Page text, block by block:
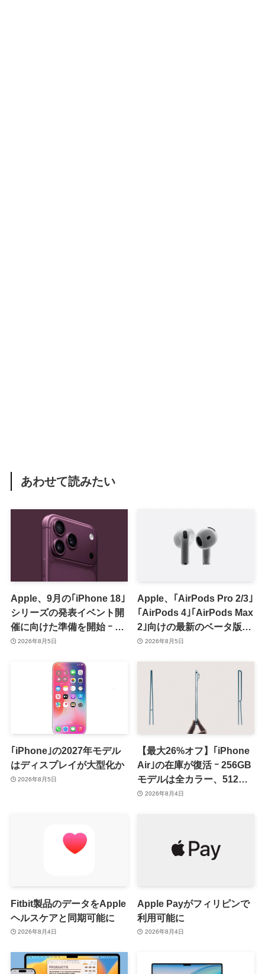
あわせて読みたい
Apple、9月の｢iPhone 18｣
シリーズの発表イベント開
催に向けた準備を開始 ｰ 9
月8日か9月9日に開催見込
2026年8月5日
Apple、｢AirPods Pro 2/3｣
｢AirPods 4｣｢AirPods Max
2｣向けの最新のベータ版フ
ァームウェア｢9A5336b｣を
2026年8月5日
｢iPhone｣の2027年モデル
はディスプレイが大型化か
2026年8月5日
【最大26%オフ】｢iPhone
Air｣の在庫が復活 ｰ 256GB
モデルは全カラー、512GB
モデルはホワイト以外が在
2026年8月4日
Fitbit製品のデータをApple
ヘルスケアと同期可能に
2026年8月4日
Apple Payがフィリピンで
利用可能に
2026年8月4日